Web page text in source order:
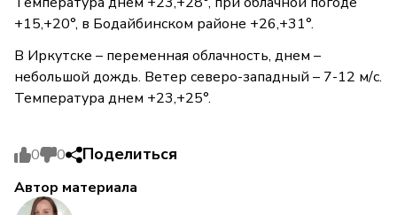
+15,+20°, в Бодайбинском районе +26,+31°.
В Иркутске – переменная облачность, днем –
небольшой дождь. Ветер северо-западный – 7-12 м/с.
Температура днем +23,+25°.
0 0 Поделиться
Автор материала